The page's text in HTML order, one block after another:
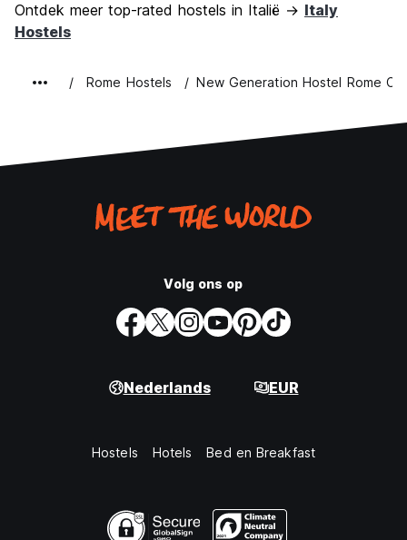
Ontdek meer top-rated hostels in Italië → Italy
Hostels
Rome Hostels New Generation Hostel Rome
Volg ons op
Nederlands EUR
Hostels Hotels Bed en Breakfast